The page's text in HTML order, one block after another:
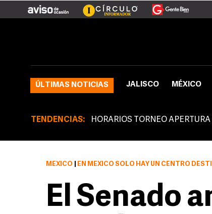
ÚLTIMAS NOTICIAS JALISCO MÉXICO
TENDENCIAS: HORARIOS TORNEO APERTURA
MÉXICO EN MÉXICO SÓLO HAY UN CENTRO
El Senado